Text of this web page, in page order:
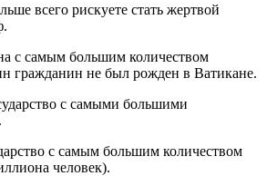
всего рискуете стать жертвой
с самым большим количеством
гражданин не был рожден в Ватикане.
с самыми большими
с самым большим количеством
человек).